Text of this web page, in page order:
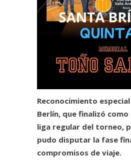
Reconocimiento
Berlín, que finalizó
liga regular del torneo,
pudo disputar la fase
compromisos de viaje.